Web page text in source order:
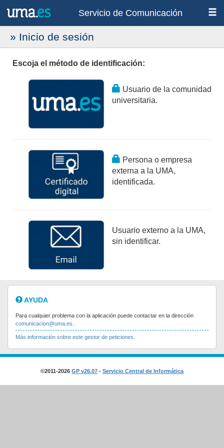
Servicio de Comunicación
» Inicio de sesión
Escoja el método de identificación:
Usuario de la comunidad
universitaria.
Persona o empresa
externa a la UMA,
identificada.
Usuario externo a la UMA,
sin identificar.
AYUDA
Para cualquier problema con la aplicación puede contactar en la dirección
comunicacion@uma.es
Más información sobre este gestor de peticiones
©2011-2026 GP v26.07 - Servicio Central de Informática